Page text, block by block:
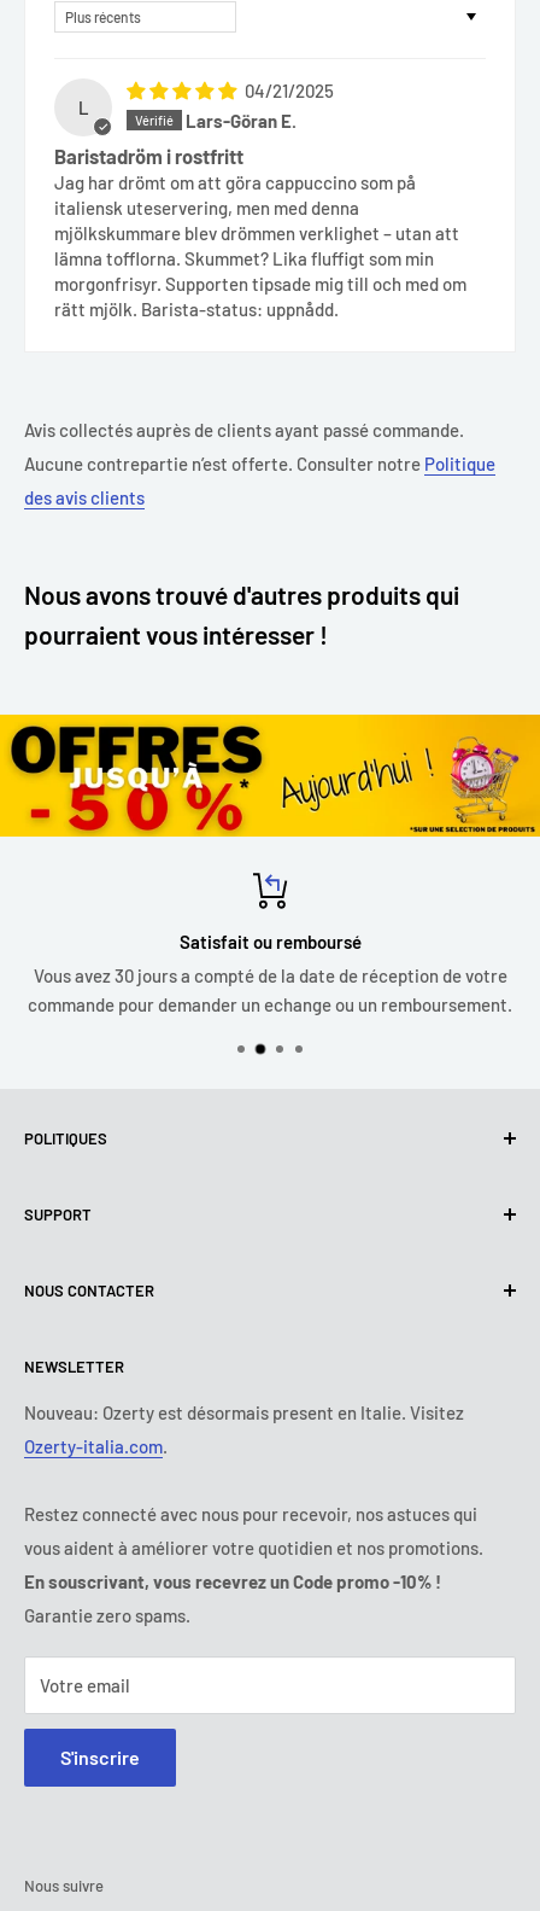
Sort by
L
04/21/2025
Lars-Göran E.
Baristadröm i rostfritt
Jag har drömt om att göra cappuccino som på
italiensk uteservering, men med denna
mjölkskummare blev drömmen verklighet – utan att
lämna tofflorna. Skummet? Lika fluffigt som min
morgonfrisyr. Supporten tipsade mig till och med om
rätt mjölk. Barista-status: uppnådd.
Avis collectés auprès de clients ayant passé commande.
Aucune contrepartie n’est offerte. Consulter notre Politique
des avis clients
Nous avons trouvé d'autres produits qui
pourraient vous intéresser !
Satisfait ou remboursé
Vous avez 30 jours a compté de la date de réception de votre
commande pour demander un echange ou un remboursement.
POLITIQUES
Utilisation de cookies (RGPD)
Politique de livraison
Conditions de paiement
Termes et conditions d'abonnement
SUPPORT
Nous contacter
Mentions légales
FAQ
Règlement en Ligne des Litiges
NOUS CONTACTER
Mardi :9:00 - 18:00
Mercredi :9:00 - 18:00
Jeudi :
9:00 - 18:00
Samedi - Dimanche :
09 70 01 97 37
E-mail:
contact@ozerty-france.com
NEWSLETTER
Nouveau: Ozerty est désormais present en Italie. Visitez
Ozerty-italia.com.
Restez connecté avec nous pour recevoir, nos astuces qui
vous aident à améliorer votre quotidien et nos promotions.
En souscrivant, vous recevrez un Code promo -10% !
Garantie zero spams.
Votre email
S'inscrire
Nous suivre